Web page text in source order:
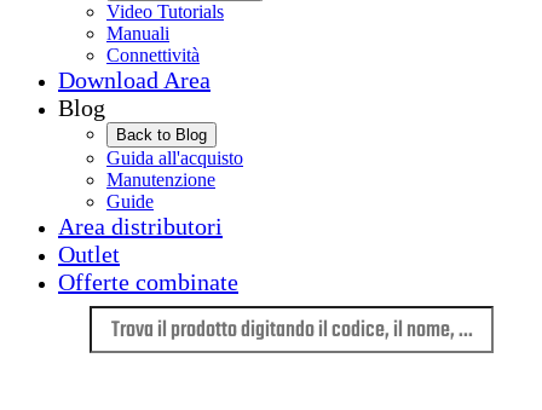
Video Tutorials
Manuali
Connettività
Download Area
Blog
Back to Blog
Guida all'acquisto
Manutenzione
Guide
Area distributori
Outlet
Offerte combinate